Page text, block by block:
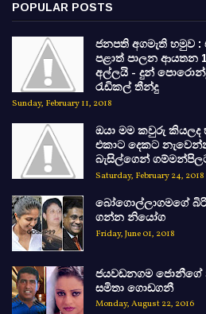
POPULAR POSTS
ජනපති අගමැති හමුව :
පළාත් පාලන ආයතන
අල්ලයි - දුන්
රැඩිකල් තීන්දු
Sunday, February 11, 2018
ඔයා මම කවුරු
එකාට දෙකට
බැසිල්ගෙන්
Saturday, February 24, 2018
බෝගොල්ලාගමගේ
ගන්න නියෝග
Friday, June 01, 2018
ජයවඩනගම ජොනීගේ
සමිතා ගොඩගනී
Monday, August 22, 2016